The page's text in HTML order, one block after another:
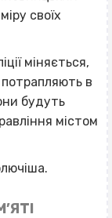
своїх
міняється,
потрапляють в
будуть
містом